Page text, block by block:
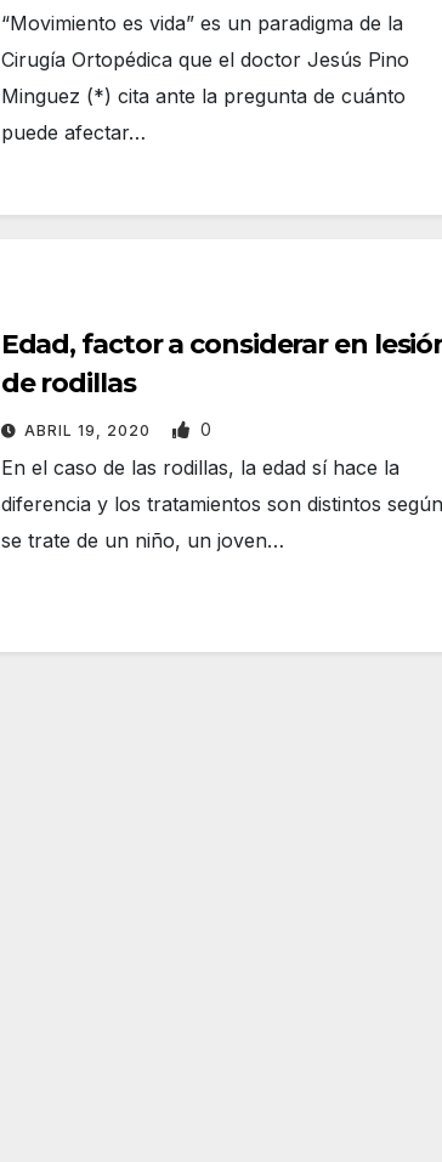
“Movimiento es vida” es un paradigma de la
Cirugía Ortopédica que el doctor Jesús Pino
Minguez (*) cita ante la pregunta de cuánto
puede afectar…
Edad, factor a considerar en
de rodillas
ABRIL 19, 2020 0
En el caso de las rodillas, la edad sí hace la
diferencia y los tratamientos son distintos según
se trate de un niño, un joven…